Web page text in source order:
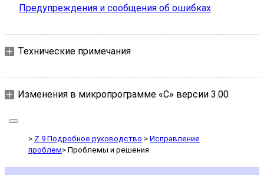
Предупреждения и сообщения об ошибках
Технические примечания
Изменения в микропрограмме «C» версии 3.00
Z 9 Подробное руководство
Исправление
проблем
Проблемы и решения